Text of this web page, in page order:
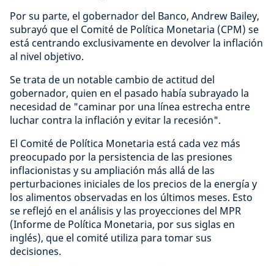
Por su parte, el gobernador del Banco, Andrew Bailey,
subrayó que el Comité de Política Monetaria (CPM) se
está centrando exclusivamente en devolver la inflación
al nivel objetivo.
Se trata de un notable cambio de actitud del
gobernador, quien en el pasado había subrayado la
necesidad de "caminar por una línea estrecha entre
luchar contra la inflación y evitar la recesión".
El Comité de Política Monetaria está cada vez más
preocupado por la persistencia de las presiones
inflacionistas y su ampliación más allá de las
perturbaciones iniciales de los precios de la energía y
los alimentos observadas en los últimos meses. Esto
se reflejó en el análisis y las proyecciones del MPR
(Informe de Política Monetaria, por sus siglas en
inglés), que el comité utiliza para tomar sus
decisiones.